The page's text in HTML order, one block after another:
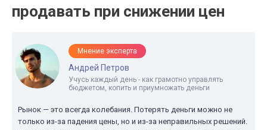
продавать при снижении цен
Мнение эксперта
Андрей Петров
Учусь каждый день - как грамотно управлять
бюджетом, копить и приумножать деньги
Рынок — это всегда колебания. Потерять деньги можно не
только из-за падения цены, но и из-за неправильных решений.